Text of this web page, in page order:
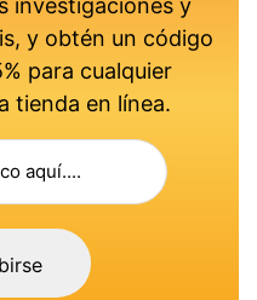
investigaciones y
y obtén un código
para cualquier
tienda en línea.